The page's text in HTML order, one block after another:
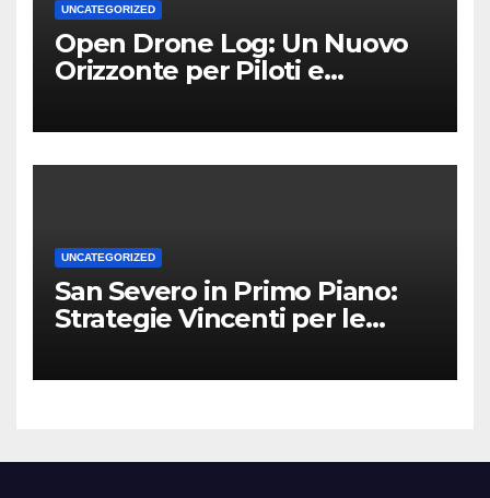
UNCATEGORIZED
Open Drone Log: Un Nuovo
Orizzonte per Piloti e
UNCATEGORIZED
San Severo in Primo Piano:
Strategie Vincenti per le
Territorio